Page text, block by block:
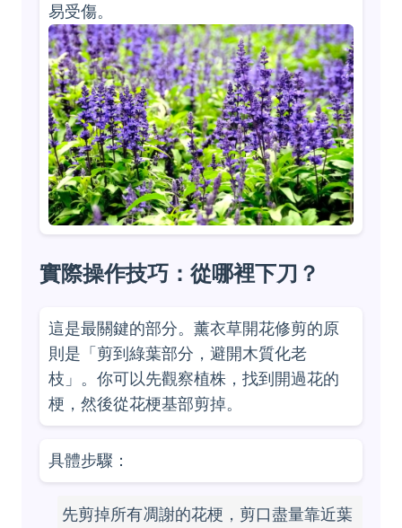
易受傷。
實際操作技巧：從哪裡下刀？
這是最關鍵的部分。薰衣草開花修剪的原
則是「剪到綠葉部分，避開木質化老
枝」。你可以先觀察植株，找到開過花的
梗，然後從花梗基部剪掉。
具體步驟：
先剪掉所有凋謝的花梗，剪口盡量靠近葉